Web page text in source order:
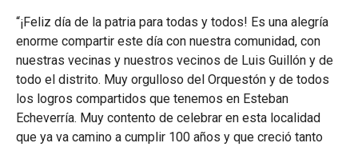
“¡Feliz día de la patria para todas y todos! Es una alegría
enorme compartir este día con nuestra comunidad, con
nuestras vecinas y nuestros vecinos de Luis Guillón y de
todo el distrito. Muy orgulloso del Orquestón y de todos
los logros compartidos que tenemos en Esteban
Echeverría. Muy contento de celebrar en esta localidad
que ya va camino a cumplir 100 años y que creció tanto